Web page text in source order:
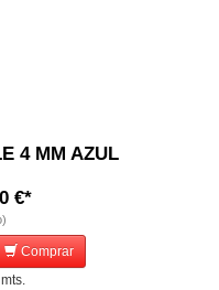
4 MM AZUL
€*
Comprar